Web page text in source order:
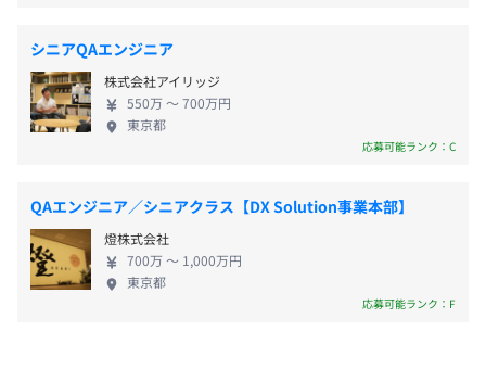
9.Closta：クラウドスタンプラリー
10.Metabadge：ファンマーケティングツール
現在も新規プロダクト開発が進行中です！
クラウドサーカスの開発部門は、AI・クラウド・モダン技
術を前提とした自由で挑戦的な開発環境を整えています。
最新のクラウド基盤（AWSなど）やAI活用インフラを自
社で構築・運用する実務を通じて、設計〜実装〜改善まで
昇給/昇格：人事考課に基づき年2回
（雇用保険・労災保険・健康保険・厚生年金保険）
無期雇用
と、ベンチャーライクな「スピード感」。この両立
が私たちの環境です。若手にも大きな権限を移譲し、
失敗を許容する文化のもとで、新規プロダクトを連
続的に立ち上げる土壌があります。 自ら考え行動
し、AIとデータでデジタルマーケティングの世界を
IZANAIが加速 2．MA「BowNow」による商談創出だ
けでなく、カスタマーサクセス「Fullstar」、CVR向
上のチャット接客「IZANAI」が近年急伸。導入拡大
に伴い、マーケからCS、コンバージョン最適化まで
シニアQAエンジニア
株式会社アイリッジ
550万 〜 700万円
東京都
応募可能ランク：C
QAエンジニア／シニアクラス【DX Solution事業本部】
燈株式会社
700万 〜 1,000万円
東京都
応募可能ランク：F